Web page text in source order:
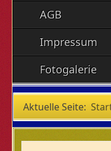
AGB
Impressum
Fotogalerie
Aktuelle Seite: